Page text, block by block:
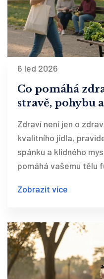
6 led 2026
Co pomáhá
stravě, pohybu
Zdraví není jen o
kvalitního jídla,
spánku a klidného
pomáhá vašemu tělu
Zobrazit více